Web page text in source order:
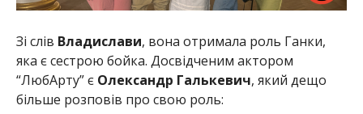
Зі слів Владислави, вона отримала роль Ганки,
яка є сестрою бойка. Досвідченим актором
“ЛюбАрту” є Олександр Галькевич, який дещо
більше розповів про свою роль: